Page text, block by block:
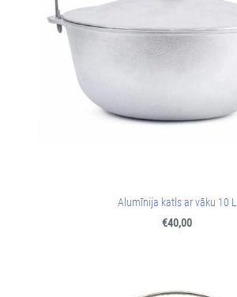
Alumīnija katls ar vāku 10 L
€40,00